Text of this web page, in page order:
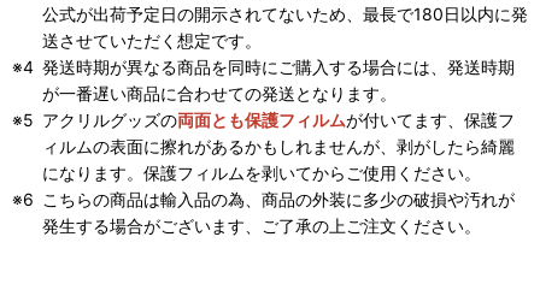
公式が出荷予定日の開示されてないため、最長で180日以内に発
送させていただく想定です。
発送時期が異なる商品を同時にご購入する場合には、発送時期
が一番遅い商品に合わせての発送となります。
アクリルグッズの両面とも保護フィルムが付いてます、保護フ
ィルムの表面に擦れがあるかもしれませんが、剥がしたら綺麗
になります。保護フィルムを剥いてからご使用ください。
こちらの商品は輸入品の為、商品の外装に多少の破損や汚れが
発生する場合がございます、ご了承の上ご注文ください。